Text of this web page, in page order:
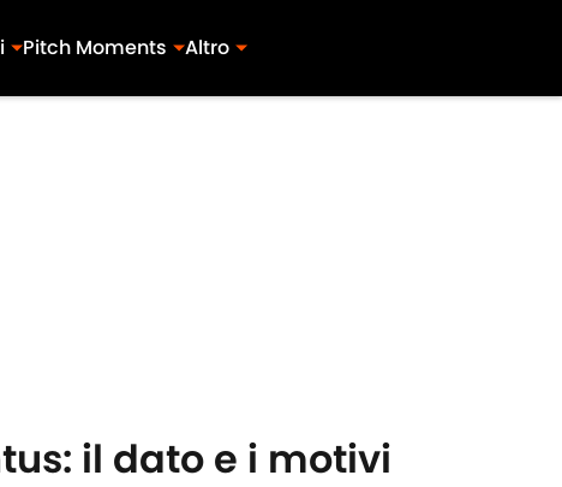
Pitch Moments Altro
il dato e i motivi